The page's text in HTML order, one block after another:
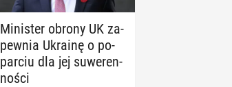
Mi­ni­ster obrony UK za­
pew­nia Ukrainę o po­
par­ciu dla jej su­we­ren­
no­ści